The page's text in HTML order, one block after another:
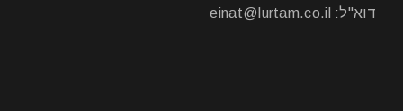
דוא"ל: einat@lurtam.co.il